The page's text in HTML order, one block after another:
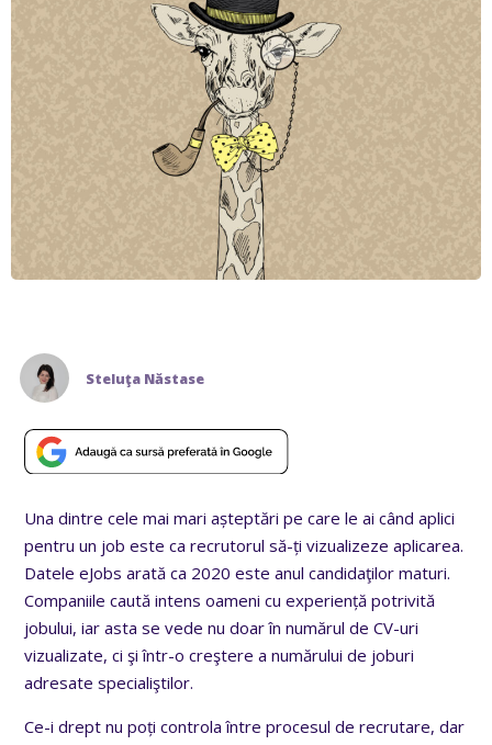
Steluţa Năstase
Una dintre cele mai mari așteptări pe care le ai când aplici
pentru un job este ca recrutorul să-ți vizualizeze aplicarea.
Datele eJobs arată ca 2020 este anul candidaţilor maturi.
Companiile caută intens oameni cu experiență potrivită
jobului, iar asta se vede nu doar în numărul de CV-uri
vizualizate, ci şi într-o creştere a numărului de joburi
adresate specialiştilor.
Ce-i drept nu poți controla între procesul de recrutare, dar